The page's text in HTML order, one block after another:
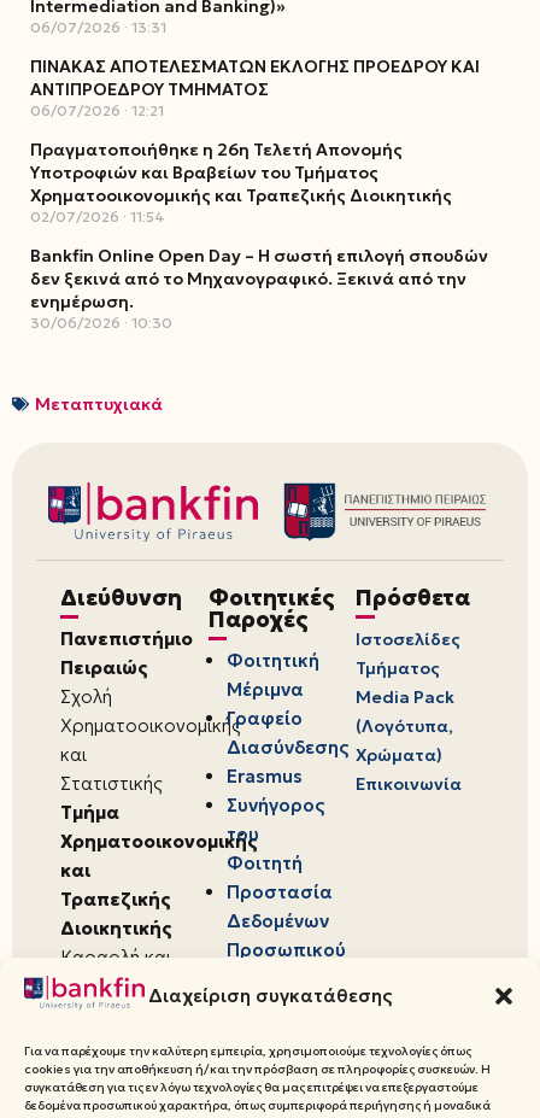
Διαχείριση συγκατάθεσης
Για να παρέχουμε την καλύτερη εμπειρία, χρησιμοποιούμε τεχνολογίες όπως
cookies για την αποθήκευση ή/και την πρόσβαση σε πληροφορίες συσκευών. Η
συγκατάθεση για τις εν λόγω τεχνολογίες θα μας επιτρέψει να επεξεργαστούμε
δεδομένα προσωπικού χαρακτήρα, όπως συμπεριφορά περιήγησης ή μοναδικά
Intermediation and Banking)»
06/07/2026 13:31
ΠΙΝΑΚΑΣ ΑΠΟΤΕΛΕΣΜΑΤΩΝ ΕΚΛΟΓΗΣ ΠΡΟΕΔΡΟΥ ΚΑΙ
ΑΝΤΙΠΡΟΕΔΡΟΥ ΤΜΗΜΑΤΟΣ
06/07/2026 12:21
Πραγματοποιήθηκε η 26η Τελετή Απονομής
Υποτροφιών και Βραβείων του Τμήματος
Χρηματοοικονομικής και Τραπεζικής Διοικητικής
02/07/2026 11:54
Bankfin Online Open Day – Η σωστή επιλογή σπουδών
δεν ξεκινά από το Μηχανογραφικό. Ξεκινά από την
ενημέρωση.
30/06/2026 10:30
Μεταπτυχιακά
Διεύθυνση
Πανεπιστήμιο
Πειραιώς
Σχολή
Χρηματοοικονομικής
και
Στατιστικής
Τμήμα
Χρηματοοικονομικής
και
Τραπεζικής
Διοικητικής
Καραολή και
Δημητρίου 80,
18534,
Πειραιάς
Φοιτητικές
Παροχές
Φοιτητική
Μέριμνα
Γραφείο
Διασύνδεσης
Erasmus
Συνήγορος
του
Φοιτητή
Προστασία
Δεδομένων
Προσωπικού
Πρόσθετα
Ιστοσελίδες
Τμήματος
Media Pack
(Λογότυπα,
Χρώματα)
Επικοινωνία